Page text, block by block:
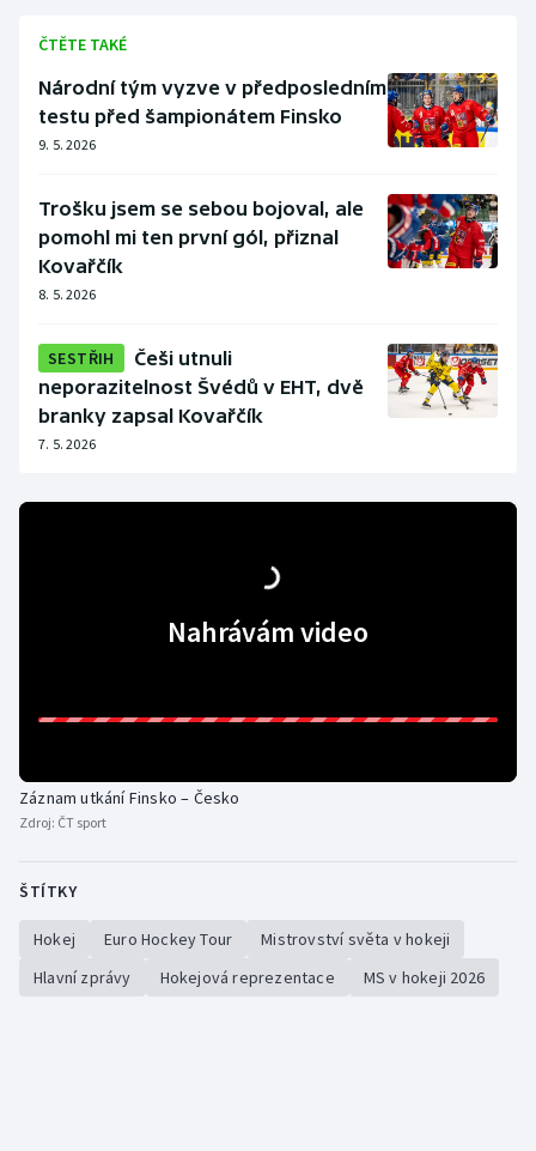
ČTĚTE TAKÉ
Národní tým vyzve v předposledním
testu před šampionátem Finsko
9. 5. 2026
Trošku jsem se sebou bojoval, ale
pomohl mi ten první gól, přiznal
Kovařčík
8. 5. 2026
SESTŘIH
Češi utnuli
neporazitelnost Švédů v EHT, dvě
branky zapsal Kovařčík
7. 5. 2026
Nahrávám video
Záznam utkání Finsko – Česko
Zdroj: ČT sport
ŠTÍTKY
Hokej Euro Hockey Tour
Mistrovství světa v hokeji
Hlavní zprávy
Hokejová reprezentace MS v hokeji 2026